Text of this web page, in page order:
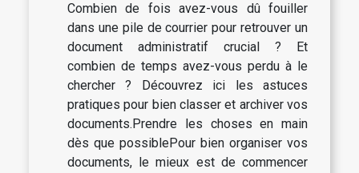
Combien de fois avez-vous dû fouiller
dans une pile de courrier pour retrouver un
document administratif crucial ? Et
combien de temps avez-vous perdu à le
chercher ? Découvrez ici les astuces
pratiques pour bien classer et archiver vos
documents.Prendre les choses en main
dès que possiblePour bien organiser vos
documents, le mieux est de commencer